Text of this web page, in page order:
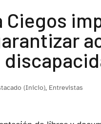
(Inicio), Entrevistas